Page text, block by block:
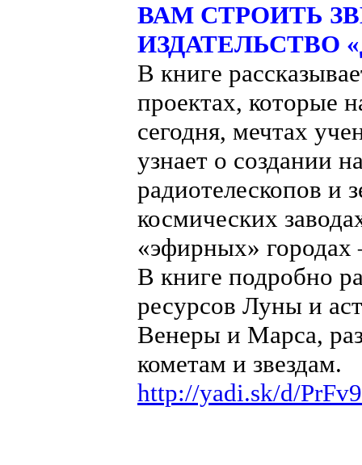
ВАМ СТРОИТЬ
ИЗДАТЕЛЬСТВО
В книге
проектах, которые
сегодня, мечтах
узнает о создании
радиотелескопов и
космических
«эфирных»
В книге подробно
ресурсов Луны и
Венеры и Марса,
кометам и звездам.
http://yadi.sk/d/